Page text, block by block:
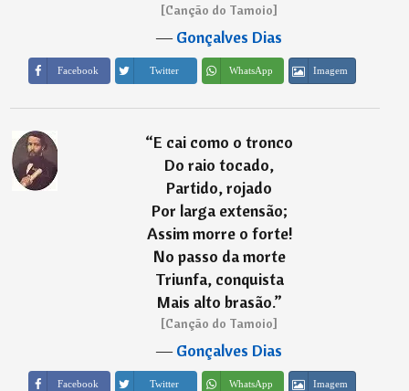
[Canção do Tamoio]
―Gonçalves Dias
Facebook Twitter WhatsApp Imagem
“E cai como o tronco
Do raio tocado,
Partido, rojado
Por larga extensão;
Assim morre o forte!
No passo da morte
Triunfa, conquista
Mais alto brasão.”
[Canção do Tamoio]
―Gonçalves Dias
Facebook Twitter WhatsApp Imagem